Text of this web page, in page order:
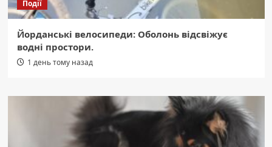
Події
Йорданські велосипеди: Оболонь відсвіжує
водні простори.
1 день тому назад